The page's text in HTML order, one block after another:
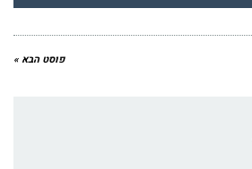
פוסט הבא »